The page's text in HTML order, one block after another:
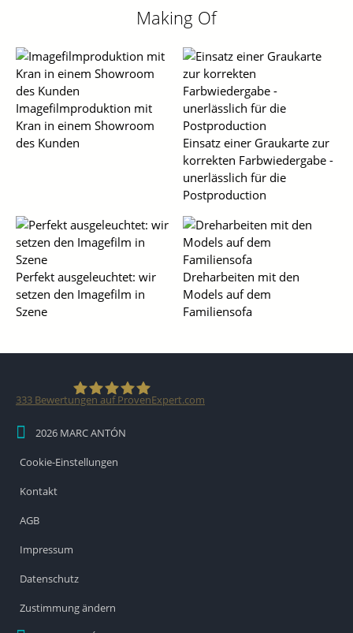
Making Of
Imagefilmproduktion mit
Kran in einem Showroom
des Kunden
Einsatz einer Graukarte zur
korrekten Farbwiedergabe -
unerlässlich für die
Postproduction
Perfekt ausgeleuchtet: wir
setzen den Imagefilm in
Szene
Dreharbeiten mit den
Models auf dem
Familiensofa
MARC ANTÓN Medien KG
333 Bewertungen auf ProvenExpert.com
2026 MARC ANTÓN
Cookie-Einstellungen
Kontakt
AGB
Impressum
Datenschutz
Zustimmung ändern